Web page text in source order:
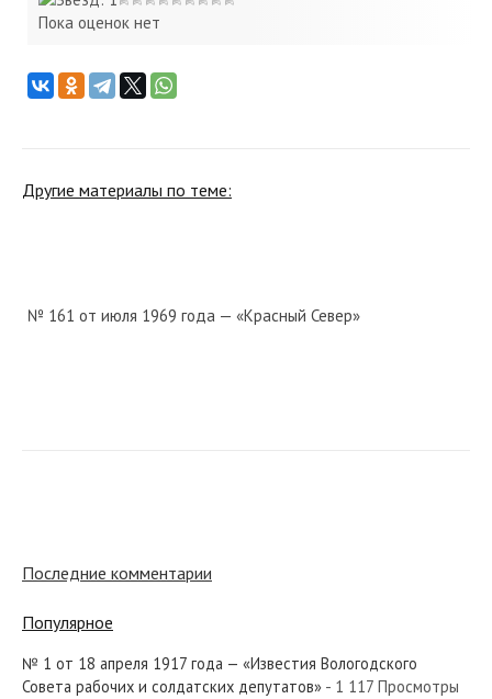
Пока оценок нет
Другие материалы по теме:
№ 161 от июля 1969 года — «Красный Север»
№ 84 от апреля 1971 года — «Красный Север»
Последние комментарии
Популярное
№ 1 от 18 апреля 1917 года — «Известия Вологодского
Совета рабочих и солдатских депутатов» - 1 117 Просмотры